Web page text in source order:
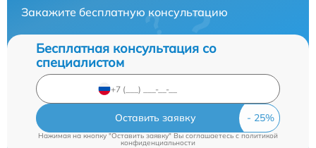
Закажите бесплатную консультацию
Бесплатная консультация со
специалистом
Оставить заявку
Нажимая на кнопку "Оставить заявку" Вы соглашаетесь cполитикой
конфиденциальности